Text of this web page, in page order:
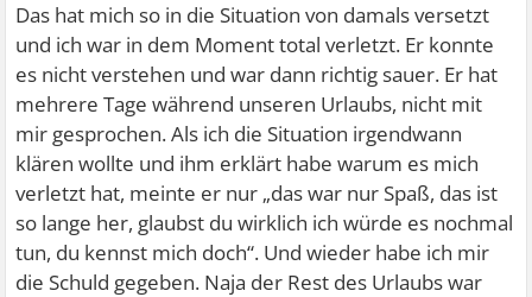
Das hat mich so in die Situation von damals versetzt
und ich war in dem Moment total verletzt. Er konnte
es nicht verstehen und war dann richtig sauer. Er hat
mehrere Tage während unseren Urlaubs, nicht mit
mir gesprochen. Als ich die Situation irgendwann
klären wollte und ihm erklärt habe warum es mich
verletzt hat, meinte er nur „das war nur Spaß, das ist
so lange her, glaubst du wirklich ich würde es nochmal
tun, du kennst mich doch“. Und wieder habe ich mir
die Schuld gegeben. Naja der Rest des Urlaubs war